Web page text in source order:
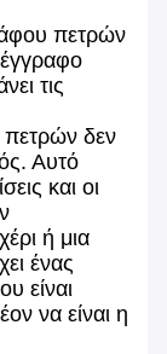
πετρών
τις
πετρών δεν
Αυτό
και οι
ή μια
ένας
είναι
να είναι η